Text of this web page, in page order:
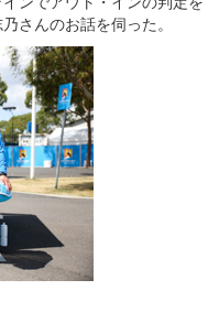
さんのお話を伺った。